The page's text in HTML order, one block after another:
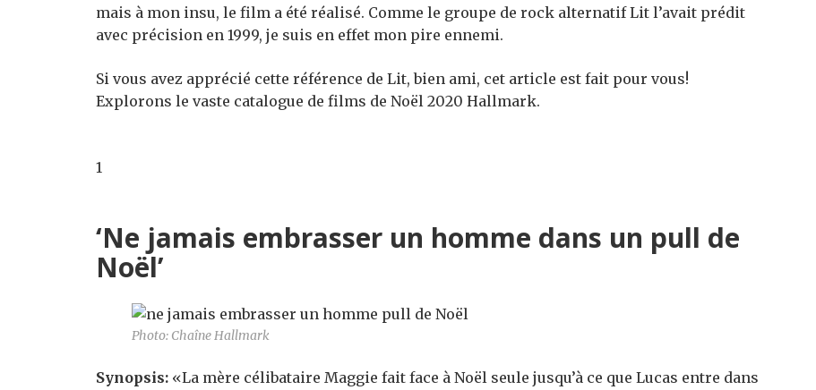
mais à mon insu, le film a été réalisé. Comme le groupe de rock alternatif Lit l’avait prédit
avec précision en 1999, je suis en effet mon pire ennemi.
Si vous avez apprécié cette référence de Lit, bien ami, cet article est fait pour vous!
Explorons le vaste catalogue de films de Noël 2020 Hallmark.
1
‘Ne jamais embrasser un homme dans un pull de
Noël’
Photo: Chaîne Hallmark
Synopsis: «La mère célibataire Maggie fait face à Noël seule jusqu’à ce que Lucas entre dans